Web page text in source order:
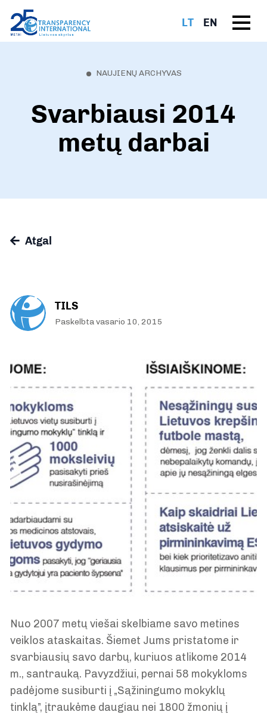
LT EN
NAUJIENŲ ARCHYVAS
Svarbiausi 2014
metų darbai
Atgal
TILS
Paskelbta vasario 10, 2015
Nuo 2007 metų viešai skelbiame savo metines
veiklos ataskaitas. Šiemet Jums pristatome ir
svarbiausių savo darbų, kuriuos atlikome 2014
m., santrauką. Pavyzdžiui, pernai 58 mokykloms
padėjome susiburti į „Sąžiningumo mokyklų
tinklą”, įtraukėme daugiau nei 1800 žmonių į